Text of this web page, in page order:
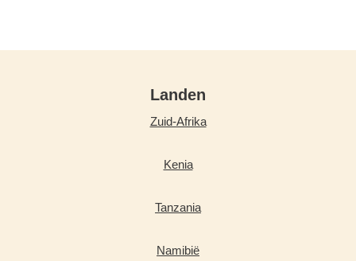
Landen
Zuid-Afrika
Kenia
Tanzania
Namibië